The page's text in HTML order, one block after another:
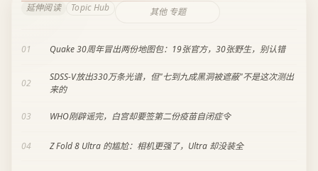
延伸阅读 Topic Hub 其他 专题
01 Quake 30周年冒出两份地图包：19张官方，30张野生，别认错
02
SDSS-V放出330万条光谱，但"七到九成黑洞被遮蔽"不是这次测出
来的
03 WHO刚辟谣完，白宫却要签第二份疫苗自闭症令
04 Z Fold 8 Ultra 的尴尬：相机更强了，Ultra 却没装全